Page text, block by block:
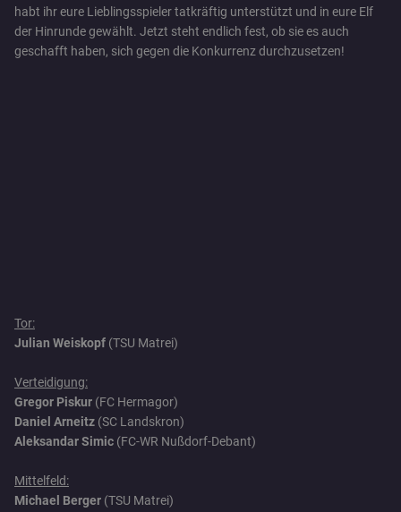
habt ihr eure Lieblingsspieler tatkräftig unterstützt und in eure Elf
der Hinrunde gewählt. Jetzt steht endlich fest, ob sie es auch
geschafft haben, sich gegen die Konkurrenz durchzusetzen!
Tor:
Julian Weiskopf (TSU Matrei)
Verteidigung:
Gregor Piskur (FC Hermagor)
Daniel Arneitz (SC Landskron)
Aleksandar Simic (FC-WR Nußdorf-Debant)
Mittelfeld:
Michael Berger (TSU Matrei)